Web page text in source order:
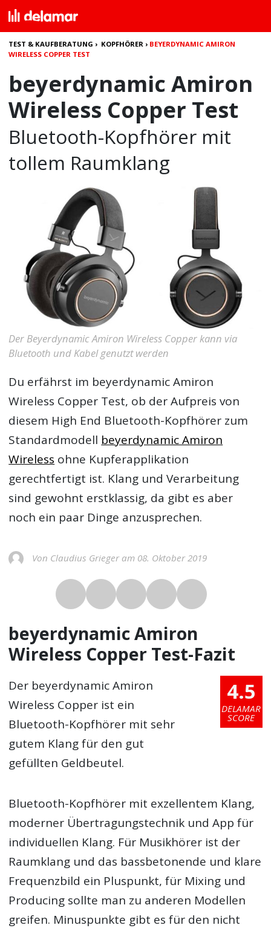
TEST & KAUFBERATUNG › KOPFHÖRER › BEYERDYNAMIC AMIRON
WIRELESS COPPER TEST
beyerdynamic Amiron
Wireless Copper Test
Bluetooth-Kopfhörer mit
tollem Raumklang
Der Beyerdynamic Amiron Wireless Copper kann via
Bluetooth und Kabel genutzt werden
Du erfährst im beyerdynamic Amiron
Wireless Copper Test, ob der Aufpreis von
diesem High End Bluetooth-Kopfhörer zum
Standardmodell beyerdynamic Amiron
Wireless ohne Kupferapplikation
gerechtfertigt ist. Klang und Verarbeitung
sind gewohnt erstklassig, da gibt es aber
noch ein paar Dinge anzusprechen.
Von Claudius Grieger am 08. Oktober 2019
beyerdynamic Amiron
Wireless Copper Test-Fazit
4.5
DELAMAR
SCORE
Der beyerdynamic Amiron
Wireless Copper ist ein
Bluetooth-Kopfhörer mit sehr
gutem Klang für den gut
gefüllten Geldbeutel.
Bluetooth-Kopfhörer mit exzellentem Klang,
moderner Übertragungstechnik und App für
individuellen Klang. Für Musikhörer ist der
Raumklang und das bassbetonende und klare
Frequenzbild ein Pluspunkt, für Mixing und
Producing sollte man zu anderen Modellen
greifen. Minuspunkte gibt es für den nicht